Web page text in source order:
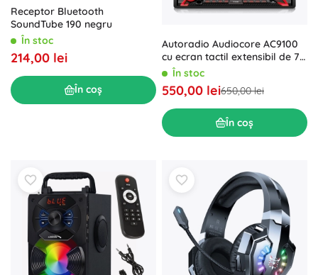
Receptor Bluetooth
SoundTube 190 negru
În stoc
214,00 lei
În coș
Autoradio Audiocore AC9100
cu ecran tactil extensibil de 7",
Bluetooth și USB
În stoc
550,00 lei650,00 lei
În coș